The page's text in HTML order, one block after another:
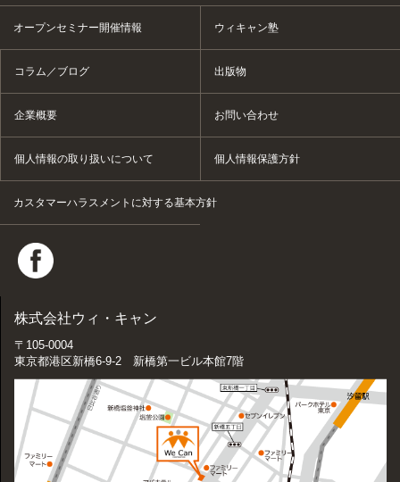
オープンセミナー開催情報 ウィキャン塾
コラム／ブログ 出版物
企業概要 お問い合わせ
個人情報の取り扱いについて 個人情報保護方針
カスタマーハラスメントに対する基本方針
株式会社ウィ・キャン
〒105-0004
東京都港区新橋6-9-2 新橋第一ビル本館7階